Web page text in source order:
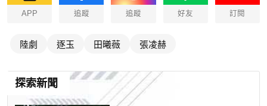
APP 追蹤 追蹤 好友 訂閱
陸劇 逐玉 田曦薇 張凌赫
探索新聞